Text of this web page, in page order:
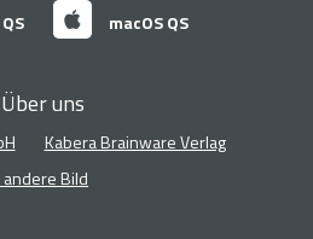
macOS QS
Über uns
Kabera Brainware Verlag
andere Bild